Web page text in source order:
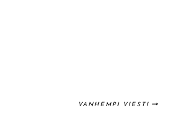
VANHEMPI VIESTI